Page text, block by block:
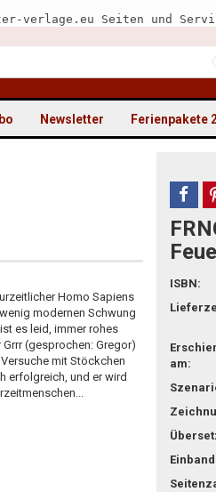
verlage.eu Seiten und
Ferienpakete
Newsletter
Homo Sapiens
modernen Schwung
es leid, immer rohes
(gesprochen: Gregor)
mit Stöckchen
erfolgreich, und er wird
teilen
ISBN:
am:
Einband